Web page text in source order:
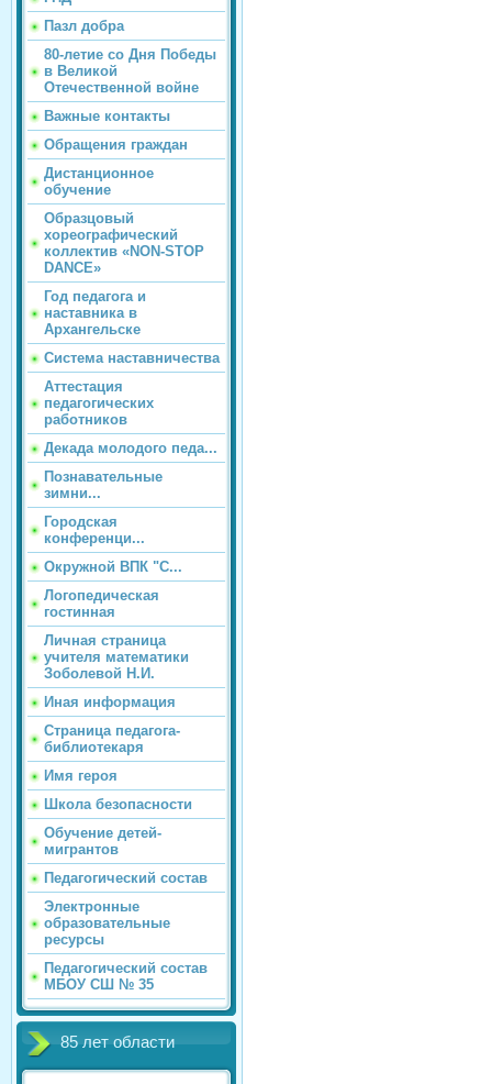
Пазл добра
80-летие со Дня Победы
в Великой
Отечественной войне
Важные контакты
Обращения граждан
Дистанционное
обучение
Образцовый
хореографический
коллектив «NON-STOP
DANCE»
Год педагога и
наставника в
Архангельске
Система наставничества
Аттестация
педагогических
работников
Декада молодого педа...
Познавательные
зимни...
Городская
конференци...
Окружной ВПК "С...
Логопедическая
гостинная
Личная страница
учителя математики
Зоболевой Н.И.
Иная информация
Страница педагога-
библиотекаря
Имя героя
Школа безопасности
Обучение детей-
мигрантов
Педагогический состав
Электронные
образовательные
ресурсы
Педагогический состав
МБОУ СШ № 35
85 лет области